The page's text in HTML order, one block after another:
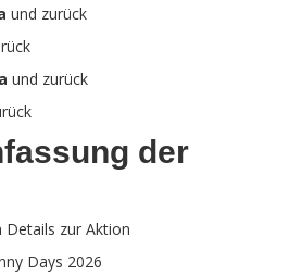
und zurück
und zurück
der
zur Aktion
Days 2026